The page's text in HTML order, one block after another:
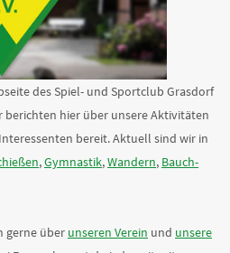
des Spiel- und Sportclub Grasdorf
berichten hier über unsere Aktivitäten
bereit. Aktuell sind wir in
,Gymnastik,Wandern, Bauch-
gerne über unseren Verein und unsere